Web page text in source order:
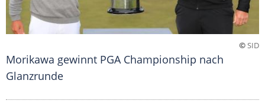
©SID
Morikawa gewinnt PGA Championship nach
Glanzrunde